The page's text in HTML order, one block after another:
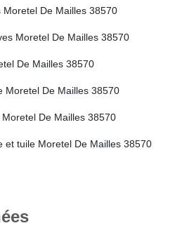
De Mailles 38570
Moretel De Mailles 38570
De Mailles 38570
Moretel De Mailles 38570
De Mailles 38570
et tuile Moretel De Mailles 38570